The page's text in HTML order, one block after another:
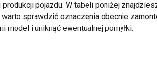
pojazdu. W tabeli poniżej
sprawdzić oznaczenia obecnie
model i uniknąć ewentualnej pomyłki.